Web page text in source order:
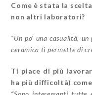
Come è stata la
non altri laboratori?
“Un po’ una casualità,
ceramica ti permette di
Ti piace di più
ha più difficoltà)